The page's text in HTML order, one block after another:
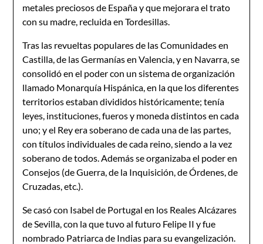
metales preciosos de España y que mejorara el trato
con su madre, recluida en Tordesillas.
Tras las revueltas populares de las Comunidades en
Castilla, de las Germanías en Valencia, y en Navarra, se
consolidó en el poder con un sistema de organización
llamado Monarquía Hispánica, en la que los diferentes
territorios estaban divididos históricamente; tenía
leyes, instituciones, fueros y moneda distintos en cada
uno; y el Rey era soberano de cada una de las partes,
con títulos individuales de cada reino, siendo a la vez
soberano de todos. Además se organizaba el poder en
Consejos (de Guerra, de la Inquisición, de Órdenes, de
Cruzadas, etc.).
Se casó con Isabel de Portugal en los Reales Alcázares
de Sevilla, con la que tuvo al futuro Felipe II y fue
nombrado Patriarca de Indias para su evangelización.